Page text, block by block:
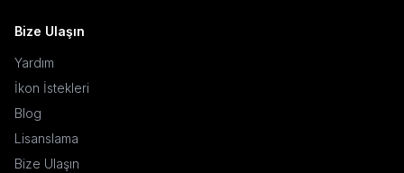
Bize Ulaşın
Yardım
İkon İstekleri
Blog
Lisanslama
Bize Ulaşın